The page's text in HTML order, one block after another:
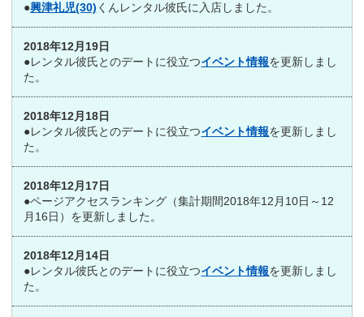
●興津礼児(30) くんレンタル彼氏に入店しました。
2018年12月19日
●レンタル彼氏とのデートに役立つイベント情報を更新しまし
た。
2018年12月18日
●レンタル彼氏とのデートに役立つイベント情報を更新しまし
た。
2018年12月17日
●ページアクセスランキング（集計期間2018年12月10日～12
月16日）を更新しました。
2018年12月14日
●レンタル彼氏とのデートに役立つイベント情報を更新しまし
た。